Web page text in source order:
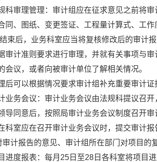
科审理管理：审计组应在征求意见之前将
同、图纸、变更签证、工程量计算式、工
束后，业务科室应当将复核修改后的审计
审计准则要求进行审理，并就有关事项与
会议，或者向被审计单位了解相关情况。
后可以根据情况要求审计组补充重要审计
业务会议：审计业务会议由法规科提议召
导同意后，按照局审计业务会议制度召开审
科室应在召开审计业务会议时，提交审计
计报告的意见、审计组所在部门对项目的
进度报表：每月25日至28日各科室将项目